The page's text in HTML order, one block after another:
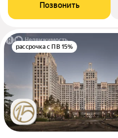
Позвонить
рассрочка с ПВ 15%